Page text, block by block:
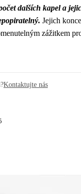
dalších kapel a
Jejich
zážitkem
Kontaktujte nás